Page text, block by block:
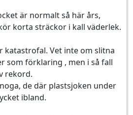
är normalt så här års,
korta sträckor i kall väderlek.
katastrofal. Vet inte om slitna
som förklaring , men i så fall
rekord.
de där plastsjoken under
ibland.